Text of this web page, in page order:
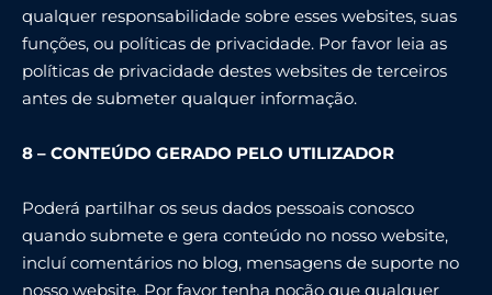
qualquer responsabilidade sobre esses websites, suas
funções, ou políticas de privacidade. Por favor leia as
políticas de privacidade destes websites de terceiros
antes de submeter qualquer informação.
8 – CONTEÚDO GERADO PELO UTILIZADOR
Poderá partilhar os seus dados pessoais conosco
quando submete e gera conteúdo no nosso website,
incluí comentários no blog, mensagens de suporte no
nosso website. Por favor tenha noção que qualquer